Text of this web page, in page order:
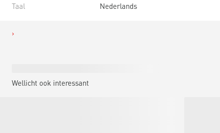
Taal Nederlands
Wellicht ook interessant